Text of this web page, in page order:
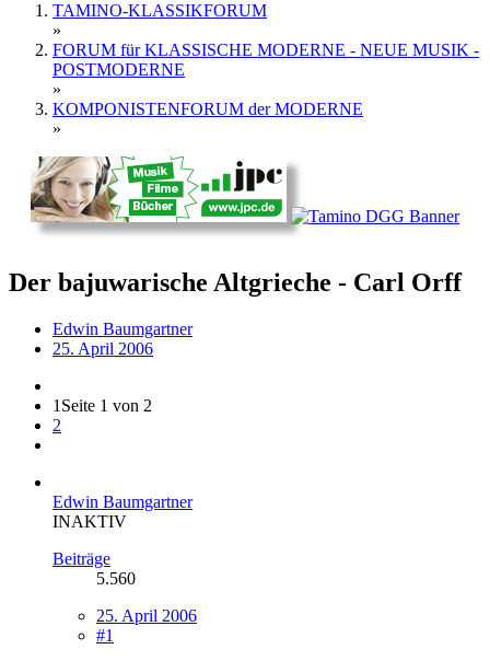
TAMINO-KLASSIKFORUM
»
FORUM für KLASSISCHE MODERNE - NEUE MUSIK -
POSTMODERNE
»
KOMPONISTENFORUM der MODERNE
»
Der bajuwarische Altgrieche - Carl Orff
Edwin Baumgartner
25. April 2006
1 Seite 1 von 2
2
Edwin Baumgartner
INAKTIV
Beiträge
5.560
25. April 2006
#1